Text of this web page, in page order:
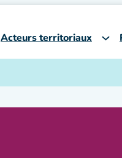
Acteurs territoriaux